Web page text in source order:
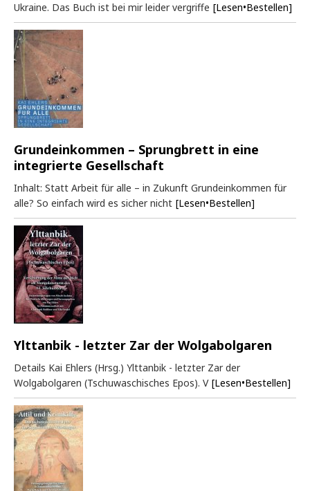
Ukraine. Das Buch ist bei mir leider vergriffe [Lesen•Bestellen]
Grundeinkommen – Sprungbrett in eine
integrierte Gesellschaft
Inhalt: Statt Arbeit für alle – in Zukunft Grundeinkommen für
alle? So einfach wird es sicher nicht [Lesen•Bestellen]
Ylttanbik - letzter Zar der Wolgabolgaren
Details Kai Ehlers (Hrsg.) Ylttanbik - letzter Zar der
Wolgabolgaren (Tschuwaschisches Epos). V [Lesen•Bestellen]